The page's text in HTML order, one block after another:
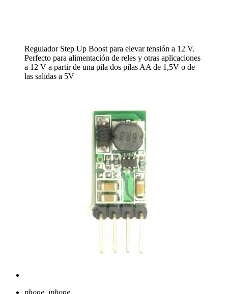
Regulador Step Up Boost para elevar tensión a 12 V.
Perfecto para alimentación de reles y otras aplicaciones
a 12 V a partir de una pila dos pilas AA de 1,5V o de
las salidas a 5V